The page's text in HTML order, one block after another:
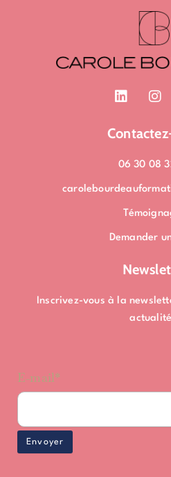
L
i
k
d
n
I
n
t
g
a
06 30 08
Demander
Inscrivez-vous à la
E-mail*